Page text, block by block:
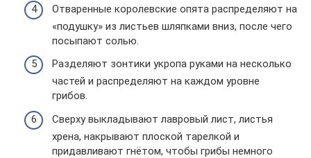
Отваренные королевские опята распределяют на
«подушку» из листьев шляпками вниз, после чего
посыпают солью.
Разделяют зонтики укропа руками на несколько
частей и распределяют на каждом уровне
грибов.
Сверху выкладывают лавровый лист, листья
хрена, накрывают плоской тарелкой и
придавливают гнётом, чтобы грибы немного